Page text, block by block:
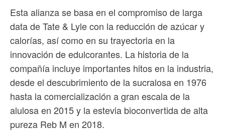
Esta alianza se basa en el compromiso de larga
data de Tate & Lyle con la reducción de azúcar y
calorías, así como en su trayectoria en la
innovación de edulcorantes. La historia de la
compañía incluye importantes hitos en la industria,
desde el descubrimiento de la sucralosa en 1976
hasta la comercialización a gran escala de la
alulosa en 2015 y la estevia bioconvertida de alta
pureza Reb M en 2018.